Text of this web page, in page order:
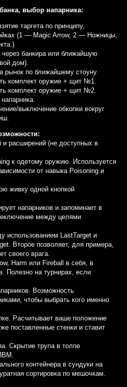
выбор напарника:
таргета по принципу,
(1 — Magic Arrow, 2 — Ножницы,
банкира или ближайшую
дом).
по ближайшему стоуну.
комплект оружие + щит №1.
комплект оружие + щит №2.
выключение обкопки вокруг
расширений (не доступных в
к одетому оружию. Используется
от навыка Poisoning и
живку одной кнопкой
напарников и запоминает в
между целями
LastTarget и
Второе позволяет, для примера,
своего врага.
Harm или Fireball в себя, в
Полезно на турнирах, если
Возможность
чтобы выбрать кого именно
Расчитывает ваше положение
поставленные стенки и ставит
Скрытие трупа в толпе
контейнера в сундуки на
сортировка по мешочкам.